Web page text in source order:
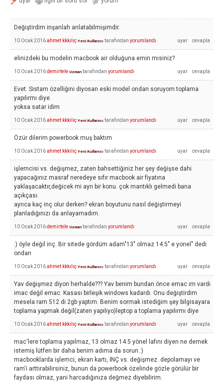
Değiştirdim inşanlah anlatabilmişimdir.
10 Ocak 2016ahmet kkkılıç Yeni Kullanıcı tarafından yorumlandı
elinizdeki bu modelin macbook air olduğuna emin misiniz?
10 Ocak 2016demirtele Uzman tarafından yorumlandı
Evet. Sistam özelliğini diyosan eski model ondan soruyom toplama
yapılırmı diye.
yoksa satar idim
10 Ocak 2016ahmet kkkılıç Yeni Kullanıcı tarafından yorumlandı
Özür dilerim powerbook muş baktım
10 Ocak 2016ahmet kkkılıç Yeni Kullanıcı tarafından yorumlandı
işlemcisi vs. değişmez, zaten bahsettiğiniz her şey değişse dahi
yapacağınız masraf neredeye sıfır macbook air fiyatına
yaklaşacaktır,değicek mi ayrı bir konu. çok mantıklı gelmedi bana
açıkçası.
ayrıca kaç inç olur derken? ekran boyutunu nasıl değiştirmeyi
planladığınızı da anlayamadım.
10 Ocak 2016demirtele Uzman tarafından yorumlandı
:) öyle değil inç. Bir sitede gördüm adam"13" olmaz 14.5" e yonel" dedi
ondan
10 Ocak 2016ahmet kkkılıç Yeni Kullanıcı tarafından yorumlandı
Yav değişmez diyon herhalde??? Yav benim bundan önce emac ım vardı
imac değil emac. Kasası birleşik windows kadardı. Onu değiştirdim
mesela ram 512 di 2gb yaptım. Benim sormak istediğim şey bilgisayara
toplama yapmak değil(zaten yapılıyo)leptop a toplama yapılırmı diye
10 Ocak 2016ahmet kkkılıç Yeni Kullanıcı tarafından yorumlandı
mac'lere toplama yapılmaz, 13 olmaz 14.5 yönel lafını diyen ne demek
istemiş lütfen bir daha benim adıma da sorun.:)
macbooklarda işlemci, ekran kartı, İNÇ vs. değişmez. depolamayı ve
ram'i arttırabilirsiniz, bunun da powerbook özelinde gözle görülür bir
faydası olmaz, yani harcadığınıza değmez diyebilirim.